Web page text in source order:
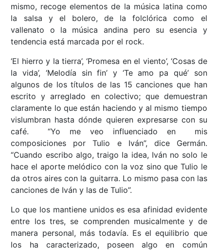
mismo, recoge elementos de la música latina como
la salsa y el bolero, de la folclórica como el
vallenato o la música andina pero su esencia y
tendencia está marcada por el rock.
‘El hierro y la tierra’, ‘Promesa en el viento’, ‘Cosas de
la vida’, ‘Melodía sin fin’ y ‘Te amo pa qué’ son
algunos de los títulos de las 15 canciones que han
escrito y arreglado en colectivo; que demuestran
claramente lo que están haciendo y al mismo tiempo
vislumbran hasta dónde quieren expresarse con su
café. “Yo me veo influenciado en mis
composiciones por Tulio e Iván”, dice Germán.
“Cuando escribo algo, traigo la idea, Iván no solo le
hace el aporte melódico con la voz sino que Tulio le
da otros aires con la guitarra. Lo mismo pasa con las
canciones de Iván y las de Tulio”.
Lo que los mantiene unidos es esa afinidad evidente
entre los tres, se comprenden musicalmente y de
manera personal, más todavía. Es el equilibrio que
los ha caracterizado, poseen algo en común